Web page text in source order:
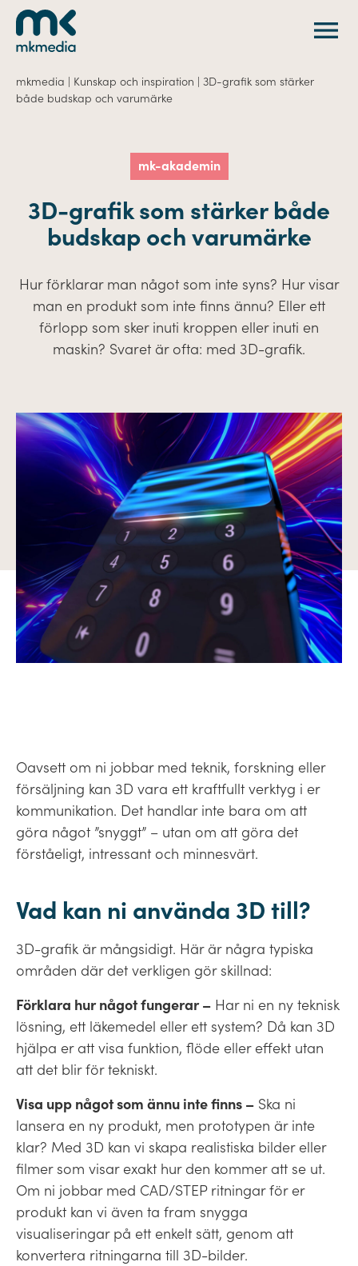
Gå till innehåll
mkmedia | Kunskap och inspiration | 3D-grafik som stärker
både budskap och varumärke
mk-akademin
3D-grafik som stärker både
budskap och varumärke
Hur förklarar man något som inte syns? Hur visar
man en produkt som inte finns ännu? Eller ett
förlopp som sker inuti kroppen eller inuti en
maskin? Svaret är ofta: med 3D-grafik.
Oavsett om ni jobbar med teknik, forskning eller
försäljning kan 3D vara ett kraftfullt verktyg i er
kommunikation. Det handlar inte bara om att
göra något ”snyggt” – utan om att göra det
förståeligt, intressant och minnesvärt.
Vad kan ni använda 3D till?
3D-grafik är mångsidigt. Här är några typiska
områden där det verkligen gör skillnad:
Förklara hur något fungerar – Har ni en ny teknisk
lösning, ett läkemedel eller ett system? Då kan 3D
hjälpa er att visa funktion, flöde eller effekt utan
att det blir för tekniskt.
Visa upp något som ännu inte finns – Ska ni
lansera en ny produkt, men prototypen är inte
klar? Med 3D kan vi skapa realistiska bilder eller
filmer som visar exakt hur den kommer att se ut.
Om ni jobbar med CAD/STEP ritningar för er
produkt kan vi även ta fram snygga
visualiseringar på ett enkelt sätt, genom att
konvertera ritningarna till 3D-bilder.